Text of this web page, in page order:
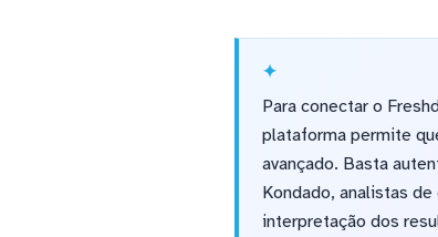
Para conectar o
plataforma permite
avançado. Basta
Kondado, analistas
interpretação dos